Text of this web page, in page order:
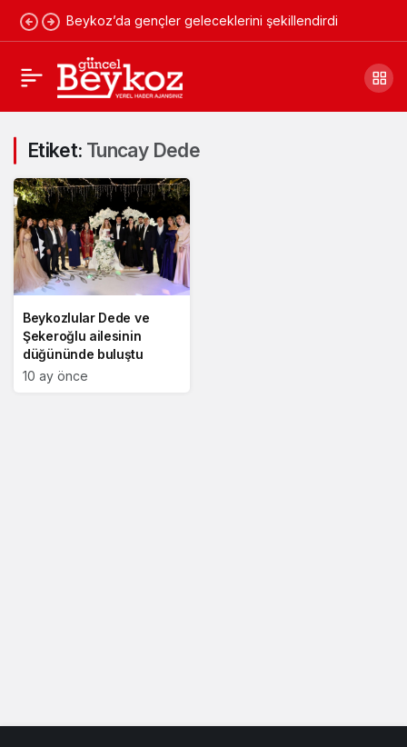
Beykoz’da gençler geleceklerini şekillendirdi
Etiket: Tuncay Dede
Beykozlular Dede ve
Şekeroğlu ailesinin
düğününde buluştu
10 ay önce